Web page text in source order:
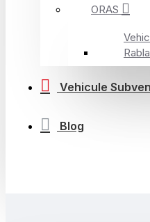
ORAS
Vehicule
Blog